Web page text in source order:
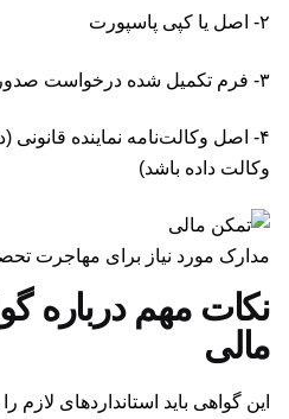
۲- اصل یا کپی پاسپورت
۳- فرم تکمیل شده درخواست صدور گواهی
۴- اصل وکالت‌نامه نماینده
وکالت داده باشد)
مدارک مورد نیاز برای مهاجرت
نکات مهم درباره
مالی
این گواهی باید استانداردهای لازم